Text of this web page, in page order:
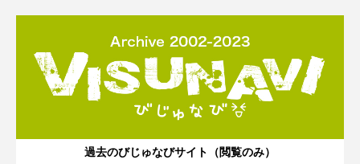
過去のびじゅなびサイト（閲覧のみ）